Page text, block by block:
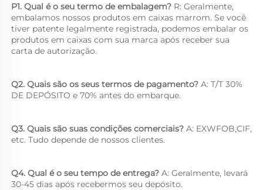
P1. Qual é o seu termo de embalagem? R: Geralmente,
embalamos nossos produtos em caixas marrom. Se você
tiver patente legalmente registrada, podemos embalar os
produtos em caixas com sua marca após receber sua
carta de autorização.
Q2. Quais são os seus termos de pagamento? A: T/T 30%
DE DEPÓSITO e 70% antes do embarque.
Q3. Quais são suas condições comerciais? A: EXWFOB,CIF,
etc. Tudo depende de nossos clientes.
Q4. Qual é o seu tempo de entrega? A: Geralmente, levará
30-45 dias após recebermos seu depósito.